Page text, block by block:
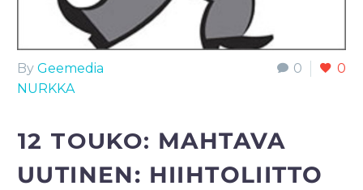
0 0
By Geemedia
NURKKA
12 TOUKO: MAHTAVA
UUTINEN: HIIHTOLIITTO